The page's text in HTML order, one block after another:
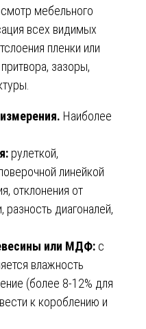
мебельного
всех видимых
пленки или
зазоры,
Наиболее
рулеткой,
линейкой
отклонения от
разность диагоналей,
или МДФ: с
влажность
(более 8-12% для
к короблению и